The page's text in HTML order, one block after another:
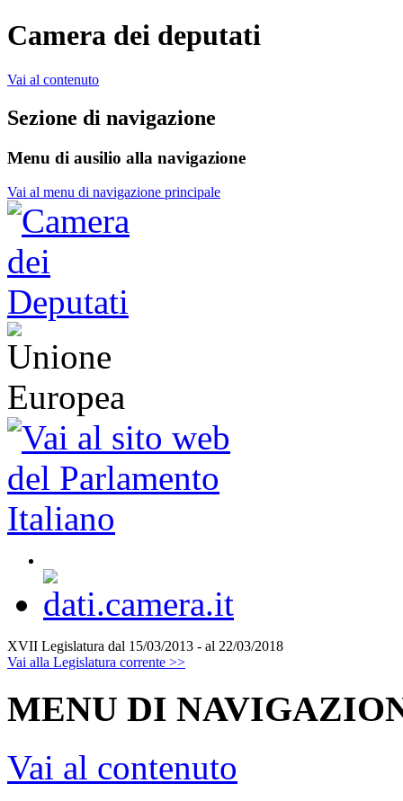
Camera dei deputati
Vai al contenuto
Sezione di navigazione
Menu di ausilio alla navigazione
Vai al menu di navigazione principale
XVII Legislatura dal 15/03/2013 - al 22/03/2018
Vai alla Legislatura corrente >>
MENU DI
Vai al contenuto